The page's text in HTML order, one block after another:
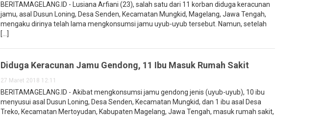
BERITAMAGELANG.ID - Lusiana Arfiani (23), salah satu dari 11 korban diduga keracunan
jamu, asal Dusun Loning, Desa Senden, Kecamatan Mungkid, Magelang, Jawa Tengah,
mengaku dirinya telah lama mengkonsumsi jamu uyub-uyub tersebut. Namun, setelah
[...]
Diduga Keracunan Jamu Gendong, 11 Ibu Masuk Rumah Sakit
27 Maret 2018 12:11
BERITAMAGELANG.ID - Akibat mengkonsumsi jamu gendong jenis (uyub-uyub), 10 ibu
menyusui asal Dusun Loning, Desa Senden, Kecamatan Mungkid, dan 1 ibu asal Desa
Treko, Kecamatan Mertoyudan, Kabupaten Magelang, Jawa Tengah, masuk rumah sakit,